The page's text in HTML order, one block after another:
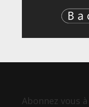
Abonnez vous